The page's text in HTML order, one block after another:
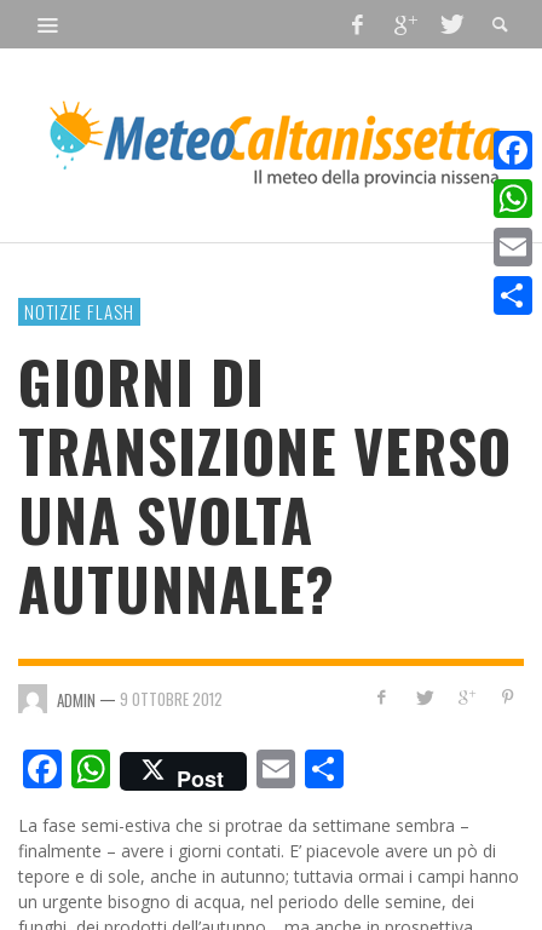
NOTIZIE FLASH
GIORNI DI
TRANSIZIONE VERSO
UNA SVOLTA
AUTUNNALE?
ADMIN — 9 OTTOBRE 2012
Facebook
WhatsApp
Post Email
La fase semi-estiva che si protrae da settimane sembra –
finalmente – avere i giorni contati. E’ piacevole avere un pò di
tepore e di sole, anche in autunno; tuttavia ormai i campi hanno
un urgente bisogno di acqua, nel periodo delle semine, dei
Email